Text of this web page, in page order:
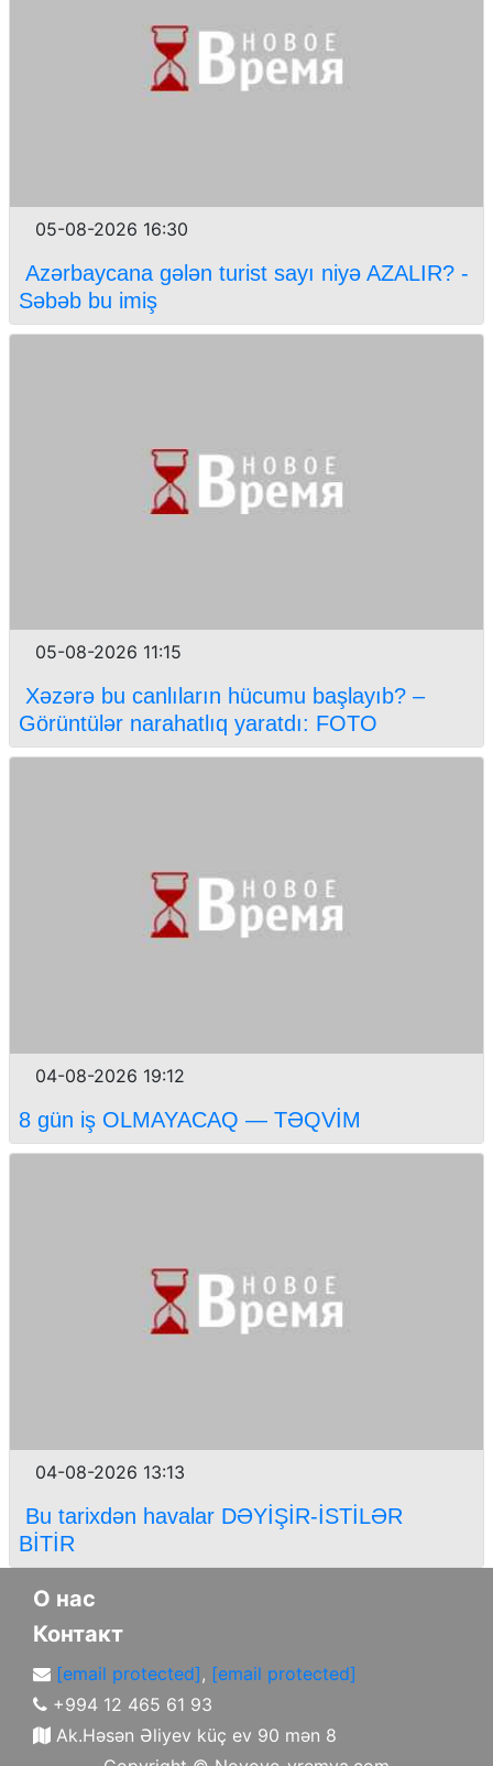
05-08-2026 16:30
Azərbaycana gələn turist sayı niyə AZALIR? -
Səbəb bu imiş
05-08-2026 11:15
Xəzərə bu canlıların hücumu başlayıb? –
Görüntülər narahatlıq yaratdı: FOTO
04-08-2026 19:12
8 gün iş OLMAYACAQ — TƏQVİM
04-08-2026 13:13
Bu tarixdən havalar DƏYİŞİR-İSTİLƏR
BİTİR
О нас
Контакт
[email protected], [email protected]
+994 12 465 61 93
Ak.Həsən Əliyev küç ev 90 mən 8